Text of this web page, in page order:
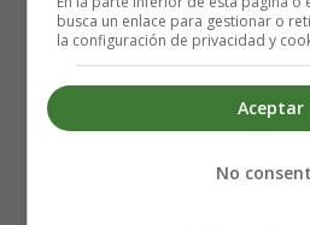
cuchillo sin sierra y una
En una cacerola pequeña,
Una vez hirviendo, tapa el
vapor atrapado eliminará los
pegados a las paredes del
busca un enlace para gestionar o
la configuración de privacidad y
Aceptar
No